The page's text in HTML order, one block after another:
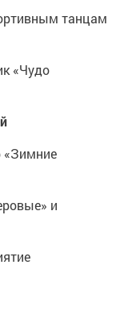
танцам
«Чудо
«Зимние
и